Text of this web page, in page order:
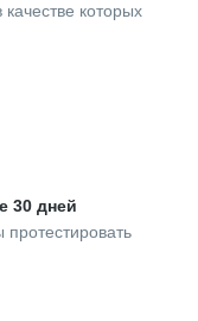
которых
30 дней
протестировать